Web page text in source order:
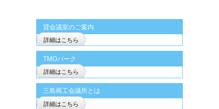
貸会議室のご案内
詳細はこちら
TMOパーク
詳細はこちら
三島商工会議所とは
詳細はこちら